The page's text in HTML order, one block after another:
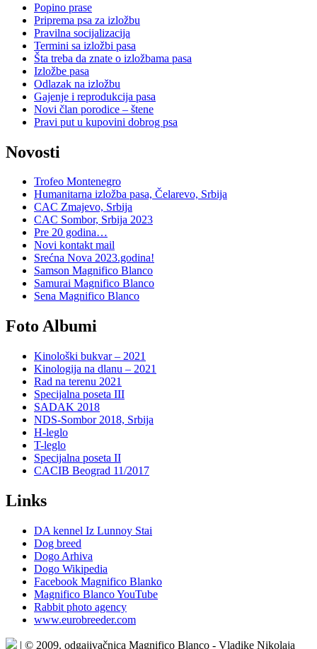
Popino prase
Priprema psa za izložbu
Pravilna socijalizacija
Termini sa izložbi pasa
Šta treba da znate o izložbama pasa
Izložbe pasa
Odlazak na izložbu
Gajenje i reprodukcija pasa
Novi član porodice – štene
Pravi put u kupovini dobrog psa
Novosti
Trofeo Montenegro
Humanitarna izložba pasa, Čelarevo, Srbija
CAC Zmajevo, Srbija
CAC Sombor, Srbija 2023
Pre 20 godina…
Novi kontakt mail
Srećna Nova 2023.godina!
Samson Magnifico Blanco
Samurai Magnifico Blanco
Sena Magnifico Blanco
Foto Albumi
Kinološki bukvar – 2021
Kinologija na dlanu – 2021
Rad na terenu 2021
Specijalna poseta III
SADAK 2018
NDS-Sombor 2018, Srbija
H-leglo
T-leglo
Specijalna poseta II
CACIB Beograd 11/2017
Links
DA kennel Iz Lunnoy Stai
Dog breed
Dogo Arhiva
Dogo Wikipedia
Facebook Magnifico Blanko
Magnifico Blanco YouTube
Rabbit photo agency
www.eurobreeder.com
| © 2009. odgajivačnica Magnifico Blanco - Vladike Nikolaja